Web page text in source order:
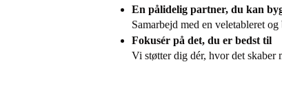
En pålidelig partner, du kan
Samarbejd med en veletableret
Fokusér på det, du er bedst til
Vi støtter dig dér, hvor det skaber